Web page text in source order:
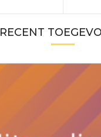
RECENT